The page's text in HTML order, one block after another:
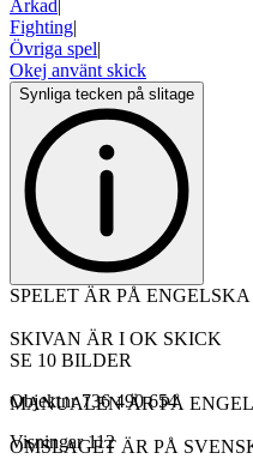
Arkad|
Fighting|
Övriga spel|
Okej använt skick
Synliga tecken på slitage
SPELET ÄR PÅ ENGELSKA
SKIVAN ÄR I OK SKICK
SE 10 BILDER
MANUALEN ÄR PÅ
OMSLAGET ÄR PÅ
Objektnr 736 490 654
Visningar 112